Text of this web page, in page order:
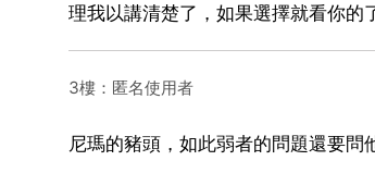
理我以講清楚了，如果選擇就看你的
3樓：匿名使用者
尼瑪的豬頭，如此弱者的問題還要問